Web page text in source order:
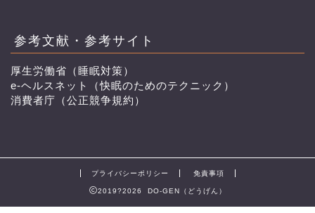
参考文献・参考サイト
厚生労働省（睡眠対策）
e-ヘルスネット（快眠のためのテクニック）
消費者庁（公正競争規約）
プライバシーポリシー 免責事項
2019?2026 DO-GEN（どうげん）